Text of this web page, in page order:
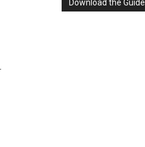
Download the Guide